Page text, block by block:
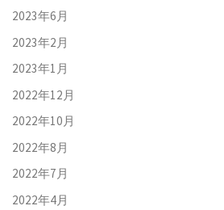
2023年6月
2023年2月
2023年1月
2022年12月
2022年10月
2022年8月
2022年7月
2022年4月